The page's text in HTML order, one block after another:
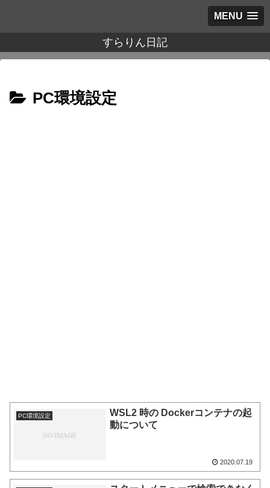
MENU
すらりん日記
PC環境設定
PC環境設定
WSL2 時の Dockerコンテナの起
動について
2020.07.19